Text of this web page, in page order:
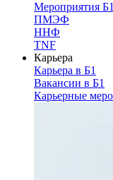
Мероприятия Б1
ПМЭФ
ННФ
TNF
Карьера
Карьера в Б1
Вакансии в Б1
Карьерные